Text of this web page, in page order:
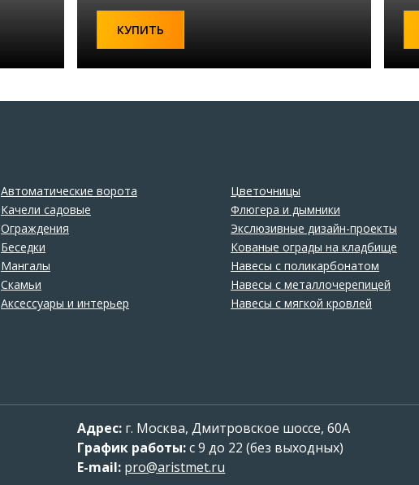
КУПИТЬ
Автоматические ворота
Качели садовые
Ограждения
Беседки
Мангалы
Скамьи
Аксессуары и интерьер
Цветочницы
Флюгера и дымники
Экслюзивные дизайн-проекты
Кованые ограды на кладбище
Навесы с поликарбонатом
Навесы с металлочерепицей
Навесы с мягкой кровлей
Адрес: г. Москва,Дмитровское шоссе, 60А
График работы:с 9 до 22 (без выходных)
E-mail: pro@aristmet.ru